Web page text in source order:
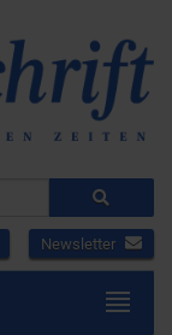
Newsletter